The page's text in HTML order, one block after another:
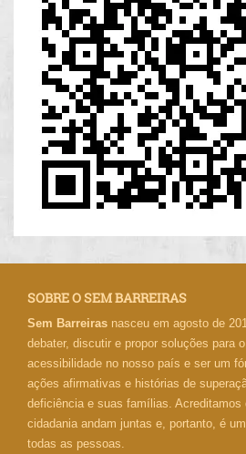
SOBRE O SEM BARREIRAS
Sem Barreiras nasceu em agosto de
debater, discutir e propor soluções para
acessibilidade no nosso país e ser um
ações afirmativas e histórias de
deficiência e suas famílias. Acreditamos
cidadania andam juntas e, portanto, é
todas as pessoas.